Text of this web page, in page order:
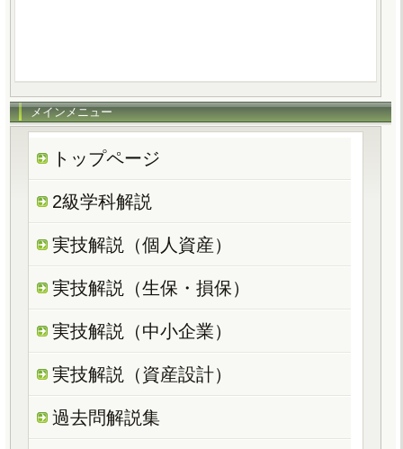
メインメニュー
トップページ
2級学科解説
実技解説（個人資産）
実技解説（生保・損保）
実技解説（中小企業）
実技解説（資産設計）
過去問解説集